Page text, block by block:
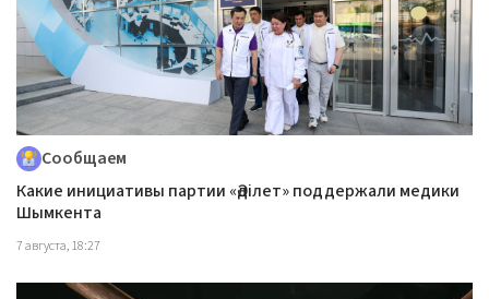
Сообщаем
Какие инициативы партии «Әділет» поддержали медики
Шымкента
7 августа, 18:27